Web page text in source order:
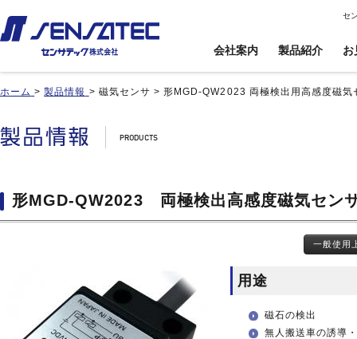
セ
会社案内 製品紹介 お
品番インデックス
用途事例
近接センサ
差動容量型近接センサ
磁気センサ
歯車(ギア)センサ
タッチセンサ
ジャイロセンサ
光電センサ
赤外線温度センサ
文
利用規約
近接センサ
差動容量型近接センサ
磁気センサ
歯車(ギア)センサ
タッチセンサ
ジャイロセンサ
光電センサ
赤外線温度センサ
ップ
基板実装のご紹介
ホーム >製品情報 > 磁気センサ >形MGD-QW2023 両極検出用高感度磁気
形MGD-QW2023 両極検出高感度磁気セン
一般使用
用途
磁石の検出
無人搬送車の誘導